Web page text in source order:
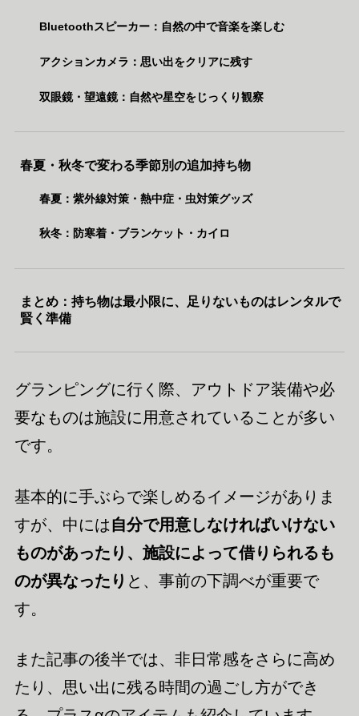
Bluetoothスピーカー：自然の中で音楽を楽しむ
アクションカメラ：思い出をクリアに残す
双眼鏡・望遠鏡：自然や星空をじっくり観察
春夏・秋冬で変わる季節別の追加持ち物
春夏：紫外線対策・熱中症・虫対策グッズ
秋冬：防寒着・ブランケット・カイロ
まとめ：持ち物は最小限に、足りないものはレンタルで
賢く準備
グランピングに行く際、アウトドア装備や必
要なものは施設に用意されていることが多い
です。
基本的に手ぶらで楽しめるイメージがありま
すが、中には自分で用意しなければいけない
ものがあったり、施設によって借りられるも
のが異なったり と、事前の下調べが重要で
す。
また記事の後半では、非日常感をさらに高め
たり、思い出に残る時間の過ごし方ができ